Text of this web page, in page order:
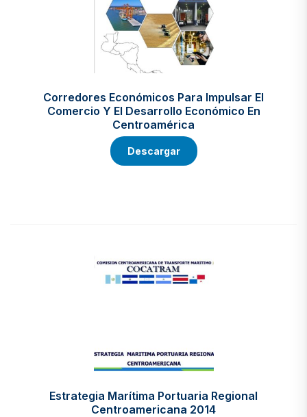
Corredores Económicos Para Impulsar El
Comercio Y El Desarrollo Económico En
Centroamérica
Descargar
Estrategia Marítima Portuaria Regional
Centroamericana 2014